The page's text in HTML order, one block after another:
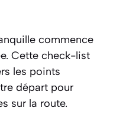
commence
Cette check-list
les points
départ pour
sur la route.